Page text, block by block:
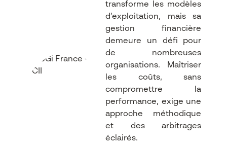
transforme les modèles
d’exploitation, mais sa
gestion financière
demeure un défi pour
de nombreuses
organisations. Maîtriser
les coûts, sans
compromettre la
performance, exige une
approche méthodique
et des arbitrages
éclairés.